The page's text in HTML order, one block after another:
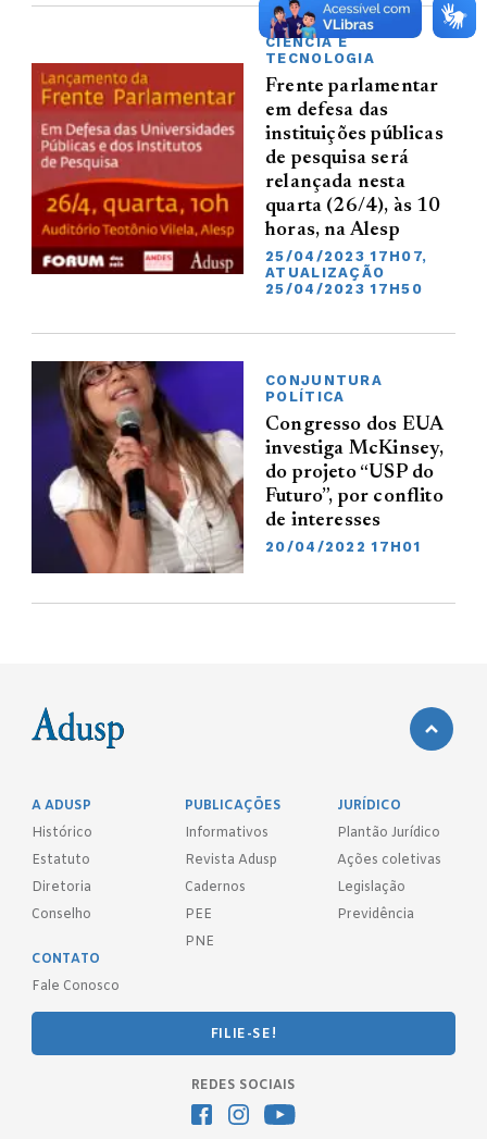
CIÊNCIA E
TECNOLOGIA
Frente parlamentar
em defesa das
instituições públicas
de pesquisa será
relançada nesta
quarta (26/4), às 10
horas, na Alesp
25/04/2023 17H07,
ATUALIZAÇÃO
25/04/2023 17H50
CONJUNTURA
POLÍTICA
Congresso dos EUA
investiga McKinsey,
do projeto “USP do
Futuro”, por conflito
de interesses
20/04/2022 17H01
A ADUSP
Histórico
Estatuto
Diretoria
Conselho
PUBLICAÇÕES
Informativos
Revista Adusp
Cadernos
PEE
PNE
JURÍDICO
Plantão Jurídico
Ações coletivas
Legislação
Previdência
CONTATO
Fale Conosco
FILIE-SE!
REDES SOCIAIS